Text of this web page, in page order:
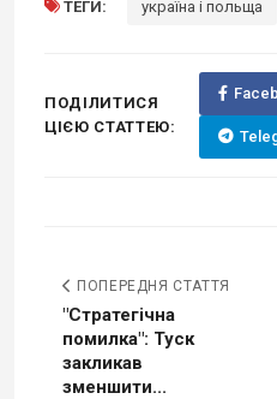
ТЕГИ: україна і польща
ПОДІЛИТИСЯ
ЦІЄЮ СТАТТЕЮ:
ПОПЕРЕДНЯ СТАТТЯ
"Стратегічна
помилка": Туск
закликав
зменшити...